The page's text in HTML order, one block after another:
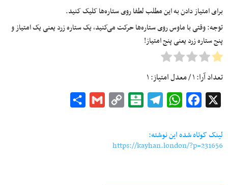
برای امتیاز دادن به این مطلب لطفا روی ستاره‌ها کلیک کنید.
توجه: وقتی با ماوس روی ستاره‌ها حرکت می‌کنید، یک ستاره زرد یعنی یک امتیاز و
پنج ستاره زرد یعنی پنج امتیاز!
تعداد آرا:۱/ معدل امتیاز:۱
Facebook
WhatsApp
Telegram
Balatarin
Copy
Gmail
لینک کوتاه شده این نوشته:
https://kayhan.london/?p=231656